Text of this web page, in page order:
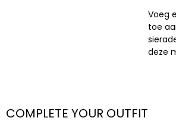
Voeg
toe
deze
COMPLETE YOUR OUTFIT